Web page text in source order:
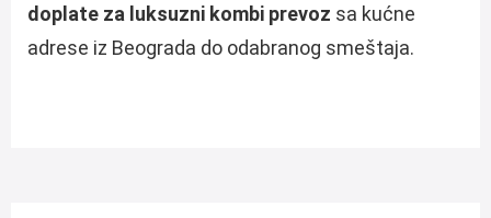
doplate za luksuzni kombi prevoz sa kućne
adrese iz Beograda do odabranog smeštaja.